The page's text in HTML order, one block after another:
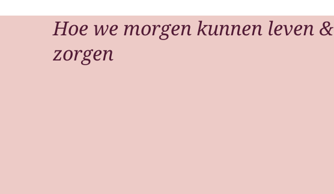
Hoe we morgen kunnen leven &
zorgen